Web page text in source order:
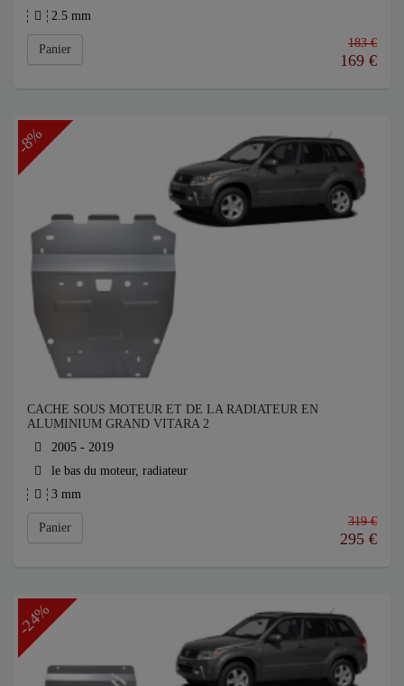
2.5 mm
Panier 183 €
169 €
-8%
CACHE SOUS MOTEUR ET DE LA RADIATEUR EN
ALUMINIUM GRAND VITARA 2
2005 - 2019
le bas du moteur, radiateur
3 mm
Panier 319 €
295 €
-24%